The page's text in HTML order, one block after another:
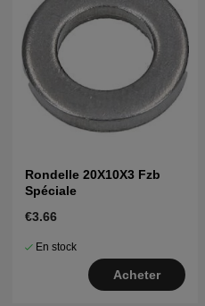
Rondelle 20X10X3 Fzb
Spéciale
€3.66
En stock
Acheter